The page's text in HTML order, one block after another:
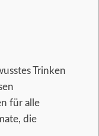
Trinken
für alle
die